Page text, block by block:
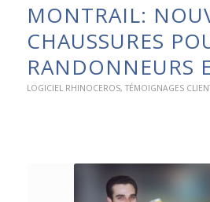
MONTRAIL:
CHAUSSURES
RANDONNEURS
LOGICIEL RHINOCEROS, TÉMOIGNAGES